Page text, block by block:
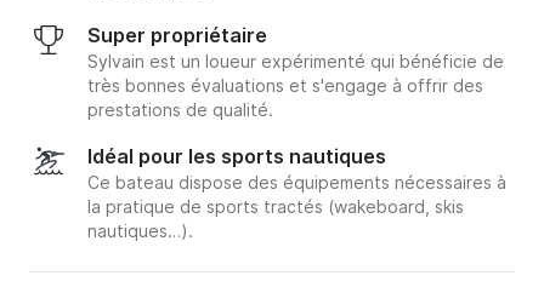
Super propriétaire
Sylvain est un loueur expérimenté qui bénéficie de
très bonnes évaluations et s'engage à offrir des
prestations de qualité.
Idéal pour les sports nautiques
Ce bateau dispose des équipements nécessaires à
la pratique de sports tractés (wakeboard, skis
nautiques…).